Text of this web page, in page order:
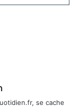
macOS Sequoia
« For This
technologies
se cache